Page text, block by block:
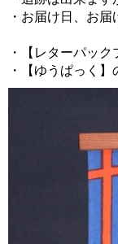
・お届け日、お
・【レターパッ
・【ゆうぱっく】